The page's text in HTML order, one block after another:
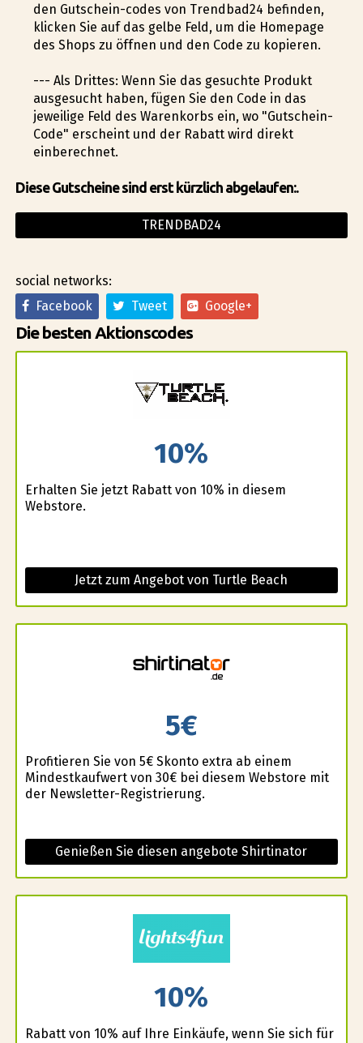
den Gutschein-codes von Trendbad24 befinden,
klicken Sie auf das gelbe Feld, um die Homepage
des Shops zu öffnen und den Code zu kopieren.
--- Als Drittes: Wenn Sie das gesuchte Produkt
ausgesucht haben, fügen Sie den Code in das
jeweilige Feld des Warenkorbs ein, wo "Gutschein-
Code" erscheint und der Rabatt wird direkt
einberechnet.
Diese Gutscheine sind erst kürzlich abgelaufen:.
TRENDBAD24
social networks:
Facebook
Tweet Google+
Die besten Aktionscodes
10%
Erhalten Sie jetzt Rabatt von 10% in diesem
Webstore.
Jetzt zum Angebot von Turtle Beach
5€
Profitieren Sie von 5€ Skonto extra ab einem
Mindestkaufwert von 30€ bei diesem Webstore mit
der Newsletter-Registrierung.
Genießen Sie diesen angebote Shirtinator
10%
Rabatt von 10% auf Ihre Einkäufe, wenn Sie sich für